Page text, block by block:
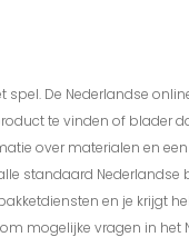
De Nederlandse
te vinden of blader
over materialen en
standaard
en je krijgt
mogelijke vragen in het